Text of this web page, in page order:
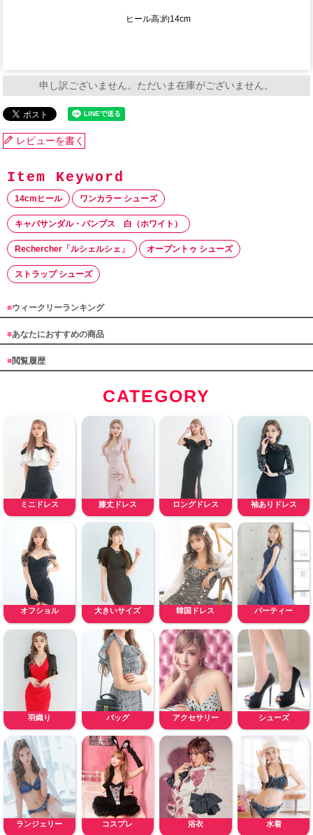
ヒール高:約14cm
申し訳ございません。ただいま在庫がございません。
レビューを書く
14cmヒール ワンカラー シューズ
キャバサンダル・パンプス 白（ホワイト）
Rechercher「ルシェルシェ」 オープントゥ シューズ
ストラップ シューズ
■ウィークリーランキング
■あなたにおすすめの商品
■閲覧履歴
CATEGORY
ミニドレス 膝丈ドレス ロングドレス 袖ありドレス
オフショル 大きいサイズ 韓国ドレス パーティー
羽織り バッグ アクセサリー シューズ
ランジェリー コスプレ 浴衣 水着